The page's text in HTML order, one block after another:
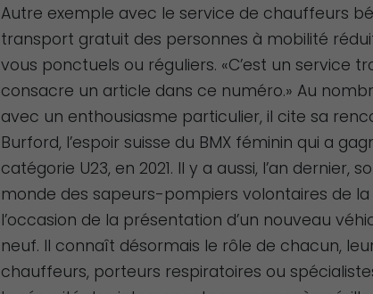
Autre exemple avec le service de chauffeurs
transport gratuit des personnes à mobilité
vous ponctuels ou réguliers. «C’est un service
consacre un article dans ce numéro.» Au
avec un enthousiasme particulier, il cite sa
Burford, l’espoir suisse du BMX féminin qui a
catégorie U23, en 2021. Il y a aussi, l’an dernier,
monde des sapeurs-pompiers volontaires de
l’occasion de la présentation d’un nouveau
neuf. Il connaît désormais le rôle de chacun,
chauffeurs, porteurs respiratoires ou